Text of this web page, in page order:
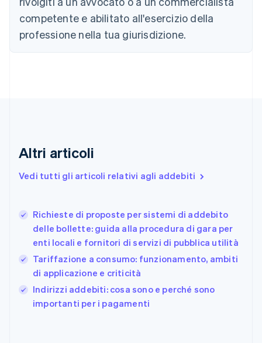
competente e abilitato all'esercizio della
professione nella tua giurisdizione.
Altri articoli
Vedi tutti gli articoli relativi agli addebiti
Richieste di proposte per sistemi di addebito
delle bollette: guida alla procedura di gara per
enti locali e fornitori di servizi di pubblica utilità
Tariffazione a consumo: funzionamento, ambiti
di applicazione e criticità
Indirizzi addebiti: cosa sono e perché sono
importanti per i pagamenti
EnglishFrançais
Cina continentale
简体中文English
Cipro
Finlandia
Francia
DeutschEnglish
Giappone
日本語English
English
Grecia
English
India
English